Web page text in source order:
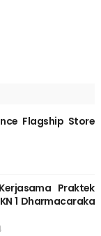
Flagship Store
Praktek
1 Dharmacaraka